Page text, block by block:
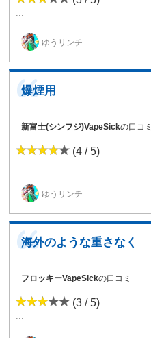
...
ゆうリンチ
爆煙用
新富士(シンフジ)VapeSickの口コミ
(4 / 5)
ゆうリンチ
海外のような重さなく
フロッキーVapeSickの口コミ
(3 / 5)